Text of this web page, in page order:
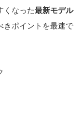
くなった最新モデル
きポイントを最速で